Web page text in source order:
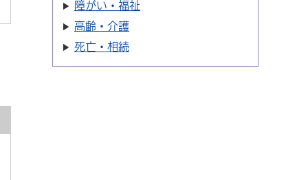
障がい・福祉
高齢・介護
死亡・相続